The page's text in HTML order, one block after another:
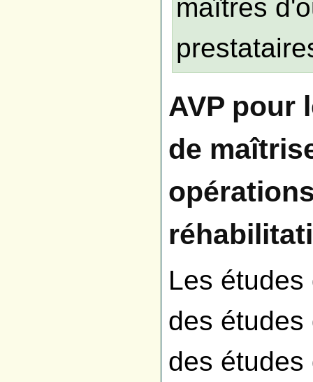
maîtres
AVP pour
de
Les
des études
des études